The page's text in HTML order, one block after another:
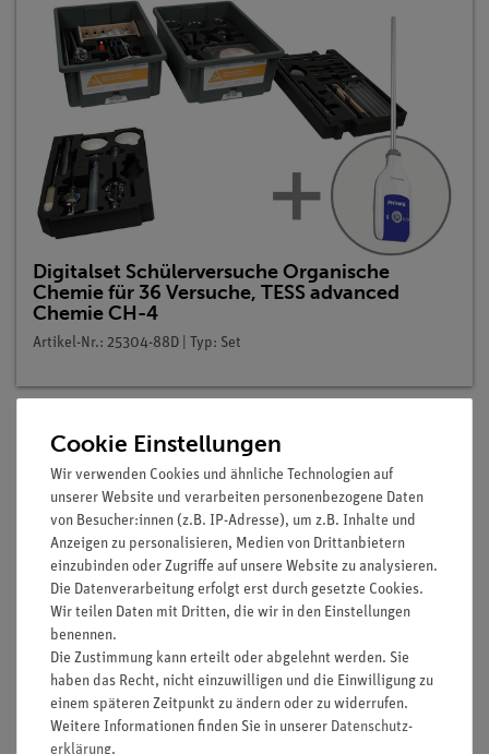
Digitalset Schülerversuche Organische
Chemie für 36 Versuche, TESS advanced
Chemie CH-4
Artikel-Nr.: 25304-88D | Typ: Set
Beschreibung
Prinzip
Organische Substanzen bestehen hauptsächlich aus
Kohlenstoff- und Wasserstoffatomen. Darüber hinaus können
sie noch Sauerstoff- und Stickstoffatome enthalten. Hierzu
wird in diesem Schülerversuch Harnstoff auf seinen
Stickstoffgehalt untersucht. Der positive "Stickstoff"-Nachweis
erfolgt hierbei durch die Umsetzung von Natronkalk mit den
Cookie Einstellungen
Wir verwenden Cookies und ähnliche Technologien auf
unserer Website und verarbeiten personenbezogene Daten
von Besucher:innen (z.B. IP-Adresse), um z.B. Inhalte und
Anzeigen zu personalisieren, Medien von Drittanbietern
einzubinden oder Zugriffe auf unsere Website zu analysieren.
Die Datenverarbeitung erfolgt erst durch gesetzte Cookies.
Wir teilen Daten mit Dritten, die wir in den Einstellungen
benennen.
Die Zustimmung kann erteilt oder abgelehnt werden. Sie
haben das Recht, nicht einzuwilligen und die Einwilligung zu
einem späteren Zeitpunkt zu ändern oder zu widerrufen.
Weitere Informationen finden Sie in unserer Daten­schutz­
erklärung.